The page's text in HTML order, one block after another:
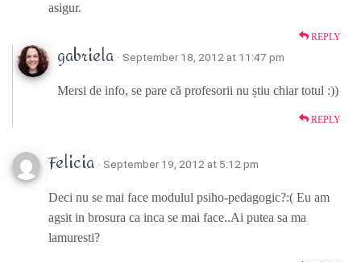
asigur.
REPLY
gabriela · September 18, 2012 at 11:47 pm
Mersi de info, se pare că profesorii nu știu chiar totul :))
REPLY
Felicia · September 19, 2012 at 5:12 pm
Deci nu se mai face modulul psiho-pedagogic?:( Eu am
agsit in brosura ca inca se mai face..Ai putea sa ma
lamuresti?